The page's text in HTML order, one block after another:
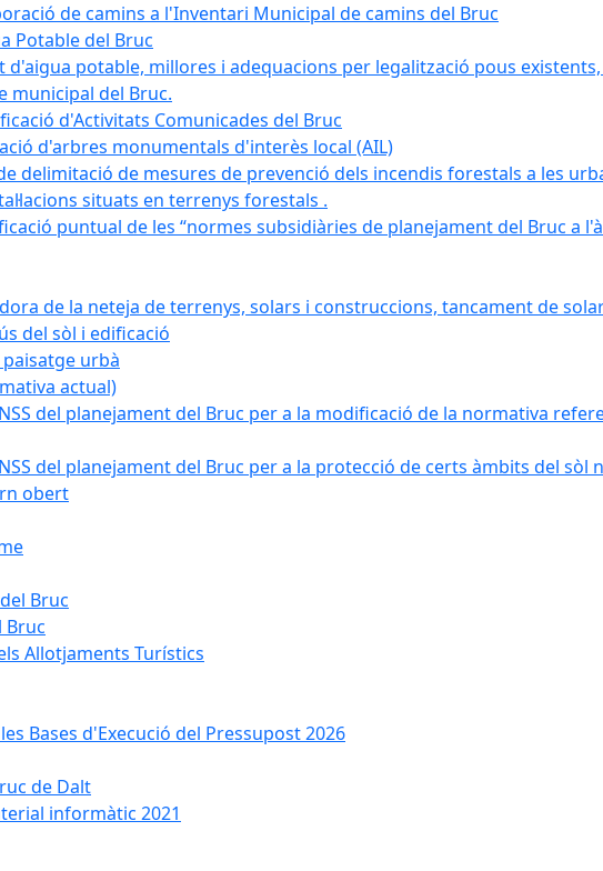
de camins a l'Inventari Municipal de camins del Bruc
Potable del Bruc
potable, millores i adequacions per legalització pous existents,
municipal del Bruc.
d'Activitats Comunicades del Bruc
d'arbres monumentals d'interès local (AIL)
delimitació de mesures de prevenció dels incendis forestals a les
situats en terrenys forestals .
puntual de les “normes subsidiàries de planejament del Bruc a
de la neteja de terrenys, solars i construccions, tancament de
del sòl i edificació
urbà
actual)
del planejament del Bruc per a la modificació de la normativa
del planejament del Bruc per a la protecció de certs àmbits del sòl
obert
Bruc
Bruc
Allotjaments Turístics
Bases d'Execució del Pressupost 2026
de Dalt
informàtic 2021